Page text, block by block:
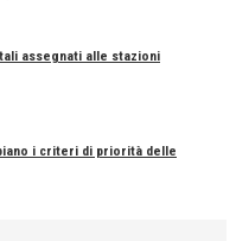
assegnati alle stazioni
i criteri di priorità delle